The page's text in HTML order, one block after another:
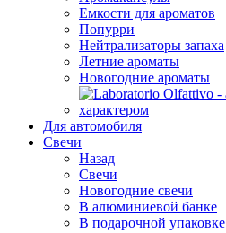
Емкости для ароматов
Попурри
Нейтрализаторы запаха
Летние ароматы
Новогодние ароматы
Для автомобиля
Свечи
Назад
Свечи
Новогодние свечи
В алюминиевой банке
В подарочной упаковке